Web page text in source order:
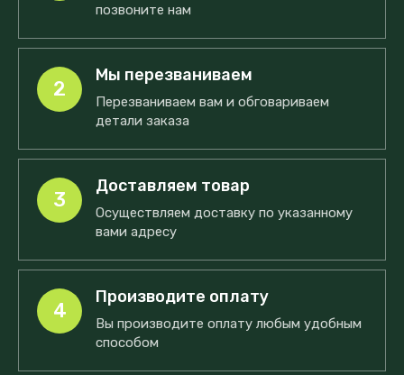
позвоните нам
2
Мы перезваниваем
Перезваниваем вам и обговариваем
детали заказа
3
Доставляем товар
Осуществляем доставку по указанному
вами адресу
4
Производите оплату
Вы производите оплату любым удобным
способом